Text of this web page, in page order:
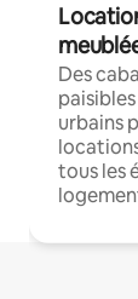
Des
urbains
tous les